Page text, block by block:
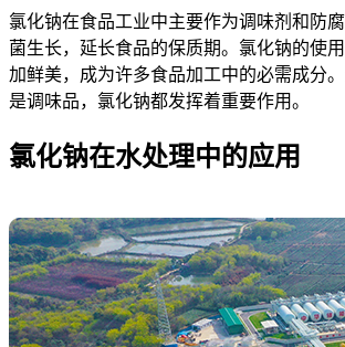
氯化钠在食品工业中主要作为调味剂和防
菌生长，延长食品的保质期。氯化钠的使
加鲜美，成为许多食品加工中的必需成分
是调味品，氯化钠都发挥着重要作用。
氯化钠在水处理中的应用